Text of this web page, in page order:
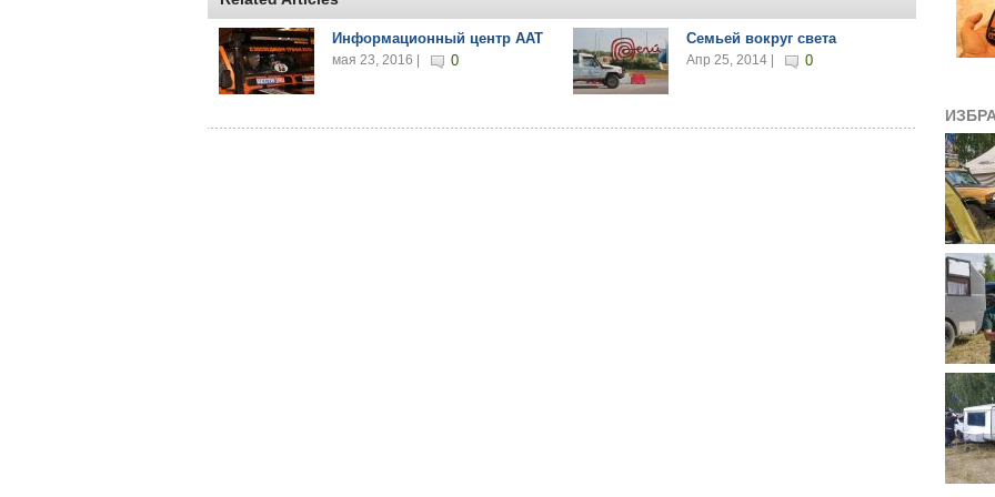
Информационный центр ААТ
мая 23, 2016 | 0
Семьей вокруг света
Апр 25, 2014 | 0